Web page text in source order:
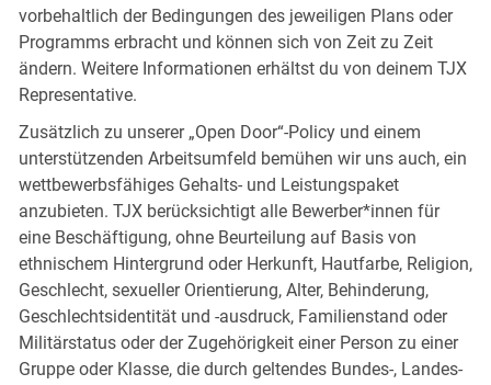
vorbehaltlich der Bedingungen des jeweiligen Plans oder
Programms erbracht und können sich von Zeit zu Zeit
ändern. Weitere Informationen erhältst du von deinem TJX
Representative.
Zusätzlich zu unserer „Open Door“-Policy und einem
unterstützenden Arbeitsumfeld bemühen wir uns auch, ein
wettbewerbsfähiges Gehalts- und Leistungspaket
anzubieten. TJX berücksichtigt alle Bewerber*innen für
eine Beschäftigung, ohne Beurteilung auf Basis von
ethnischem Hintergrund oder Herkunft, Hautfarbe, Religion,
Geschlecht, sexueller Orientierung, Alter, Behinderung,
Geschlechtsidentität und -ausdruck, Familienstand oder
Militärstatus oder der Zugehörigkeit einer Person zu einer
Gruppe oder Klasse, die durch geltendes Bundes-, Landes-